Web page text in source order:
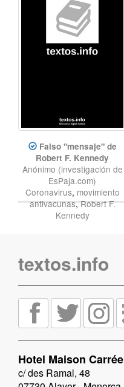
Falso "mensaje" de
Robert F. Kennedy
Anónimo (investigación de
EsPaja.com)
Coronavirus, movimiento
antivacunas,Robert F.
Kennedy
textos.info
Hotel Maison Carrée
c/ des Ramal, 48